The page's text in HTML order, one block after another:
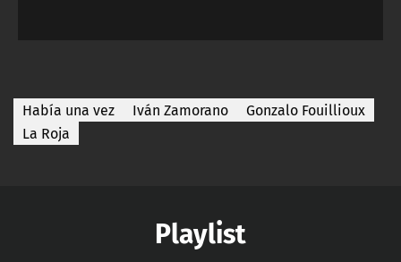
Había una vez Iván Zamorano
Gonzalo Fouillioux
La Roja
Playlist